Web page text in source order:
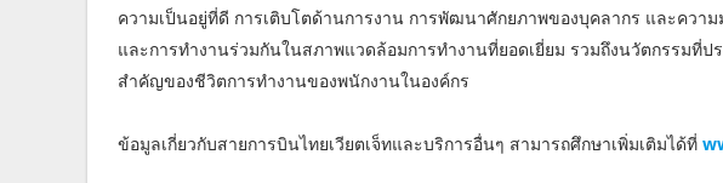
ความเป็นอยู่ที่ดี การเติบโตด้านการงาน การพัฒนาศักยภาพของบุคลากร และควา
และการทำงานร่วมกันในสภาพแวดล้อมการทำงานที่ยอดเยี่ยม รวมถึงนวัตกรรมที่
สำคัญของชีวิตการทำงานของพนักงานในองค์กร
ข้อมูลเกี่ยวกับสายการบินไทยเวียตเจ็ทและบริการอื่นๆ สามารถศึกษาเพิ่มเติมได้ที่